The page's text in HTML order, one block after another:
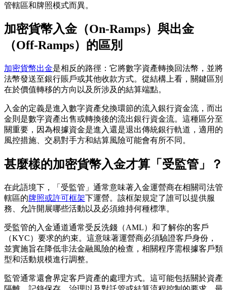
管轄區和牌照模式而異。
加密貨幣入金（On-Ramps）與出金
（Off-Ramps）的區別
加密貨幣出金是相反的路徑：它將數字資產轉換回法幣，並將
法幣發送至銀行賬戶或其他收款方式。從結構上看，關鍵區別
在於價值轉移的方向以及所涉及的結算端點。
入金的定義是進入數字資產兌換環節的流入銀行資金流，而出
金則是數字資產出售或轉換後的流出銀行資金流。這種區分至
關重要，因為根據資金是進入還是退出傳統銀行軌道，適用的
風控措施、交易對手方和結算風險可能會有所不同。
甚麼樣的加密貨幣入金才算「受監管」？
在此語境下，「受監管」通常意味著入金運營商在相關司法管
轄區的牌照或許可框架下運營。該框架規定了誰可以提供服
務、允許開展哪些活動以及必須維持何種標準。
受監管的入金通道通常受反洗錢（AML）和了解你的客戶
（KYC）要求的約束。這意味著運營商必須驗證客戶身份，
並實施旨在降低非法金融風險的檢查，相關程序需根據客戶類
型和活動規模進行調整。
監管通常還會界定客戶資產的處理方式。這可能包括關於資產